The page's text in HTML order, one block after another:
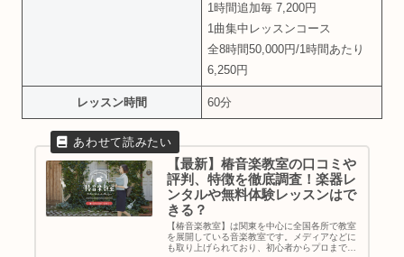
1時間追加毎 7,200円
1曲集中レッスンコース
全8時間50,000円/1時間あたり
6,250円
レッスン時間 60分
【最新】椿音楽教室の口コミや
評判、特徴を徹底調査！楽器レ
ンタルや無料体験レッスンはで
きる？
【椿音楽教室】は関東を中心に全国各所で教室
を展開している音楽教室です。メディアなどに
も取り上げられており、初心者からプロまで通